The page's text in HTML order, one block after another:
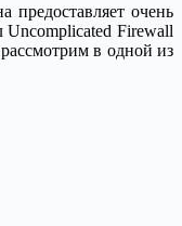
предоставляет очень
Uncomplicated Firewall
в одной из